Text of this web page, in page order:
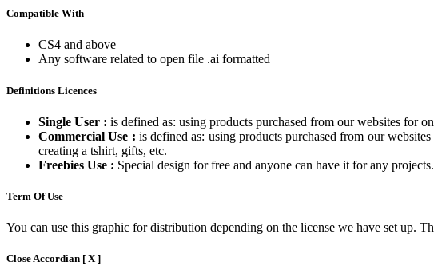
Compatible With
CS4 and above
Any software related to open file .ai formatted
Definitions Licences
Single User : is defined as: using products purchased from our websites for
Commercial Use : is defined as: using products purchased from our
creating a tshirt, gifts, etc.
Freebies Use : Special design for free and anyone can have it for any
Term Of Use
You can use this graphic for distribution depending on the license we have set up.
Close Accordian [ X ]